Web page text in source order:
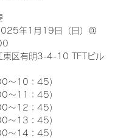
年1月19日（日）＠
東区有明3-4-10 TFTビル
～10：45）
～11：45）
～12：45）
～13：45）
～14：45）